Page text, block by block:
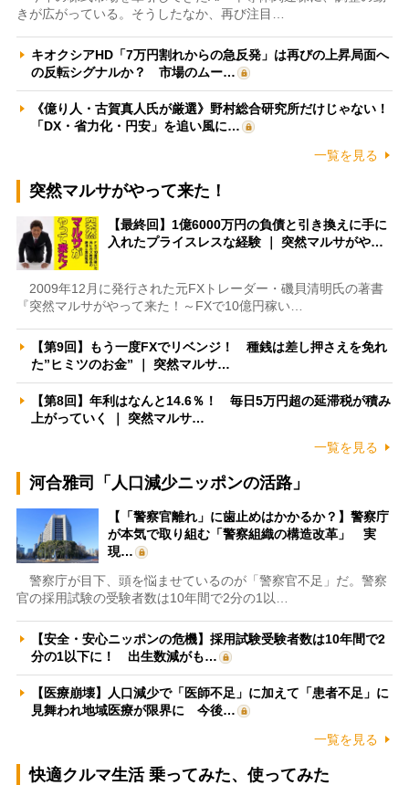
きが広がっている。そうしたなか、再び注目…
キオクシアHD「7万円割れからの急反発」は再びの上昇局面へ
の反転シグナルか？ 市場のムー…
《億り人・古賀真人氏が厳選》野村総合研究所だけじゃない！
「DX・省力化・円安」を追い風に…
一覧を見る
突然マルサがやって来た！
【最終回】1億6000万円の負債と引き換えに手に
入れたプライスレスな経験 ｜ 突然マルサがや…
2009年12月に発行された元FXトレーダー・磯貝清明氏の著書
『突然マルサがやって来た！～FXで10億円稼い…
【第9回】もう一度FXでリベンジ！ 種銭は差し押さえを免れ
た”ヒミツのお金” ｜ 突然マルサ…
【第8回】年利はなんと14.6％！ 毎日5万円超の延滞税が積み
上がっていく ｜ 突然マルサ…
一覧を見る
河合雅司「人口減少ニッポンの活路」
【「警察官離れ」に歯止めはかかるか？】警察庁
が本気で取り組む「警察組織の構造改革」 実
現…
警察庁が目下、頭を悩ませているのが「警察官不足」だ。警察
官の採用試験の受験者数は10年間で2分の1以…
【安全・安心ニッポンの危機】採用試験受験者数は10年間で2
分の1以下に！ 出生数減がも…
【医療崩壊】人口減少で「医師不足」に加えて「患者不足」に
見舞われ地域医療が限界に 今後…
一覧を見る
快適クルマ生活 乗ってみた、使ってみた